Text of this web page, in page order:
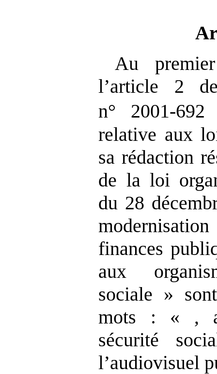
Au
l’article 2
n°
relative aux
sa rédaction
de la loi
du 28
finances
aux
sociale »
mots : « ,
sécurité
l’audiovisuel